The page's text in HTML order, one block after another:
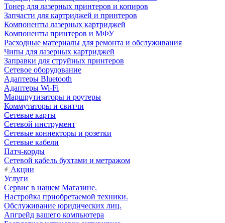
Тонер для лазерных принтеров и копиров
Запчасти для картриджей и принтеров
Компоненты лазерных картриджей
Компоненты принтеров и МФУ
Расходные материалы для ремонта и обслуживания
Чипы для лазерных картриджей
Заправки для струйных принтеров
Сетевое оборудование
Адаптеры Bluetooth
Адаптеры Wi-Fi
Маршрутизаторы и роутеры
Коммутаторы и свитчи
Сетевые карты
Сетевой инструмент
Сетевые коннекторы и розетки
Сетевые кабели
Патч-корды
Сетевой кабель бухтами и метражом
Акции
Услуги
Сервис в нашем Магазине.
Настройка приобретаемой техники.
Обслуживание юридических лиц.
Апгрейд вашего компьютера